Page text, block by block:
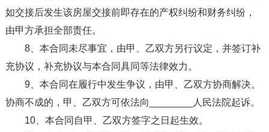
如交接后发生该房屋交接前即存在的产权纠纷和财务纠纷，
由甲方承担全部责任。
8、本合同未尽事宜，由甲、乙双方另行议定，并签订补
充协议，补充协议与本合同具同等法律效力。
9、本合同在履行中发生争议，由甲、乙双方协商解决。
协商不成的，甲、乙双方可依法向________人民法院起诉。
10、本合同自甲、乙双方签字之日起生效。